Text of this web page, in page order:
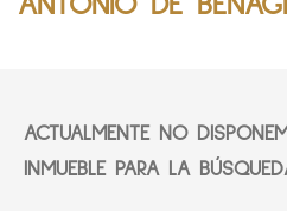
ACTUALMENTE NO
INMUEBLE PARA LA